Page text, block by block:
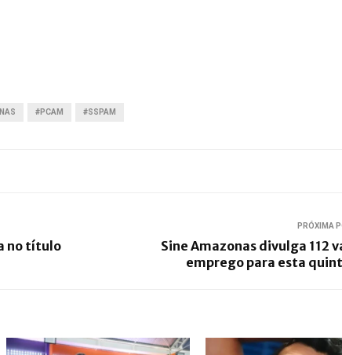
#PCAM #SSPAM
no título
PRÓXIMA
Sine Amazonas divulga 112
emprego para esta